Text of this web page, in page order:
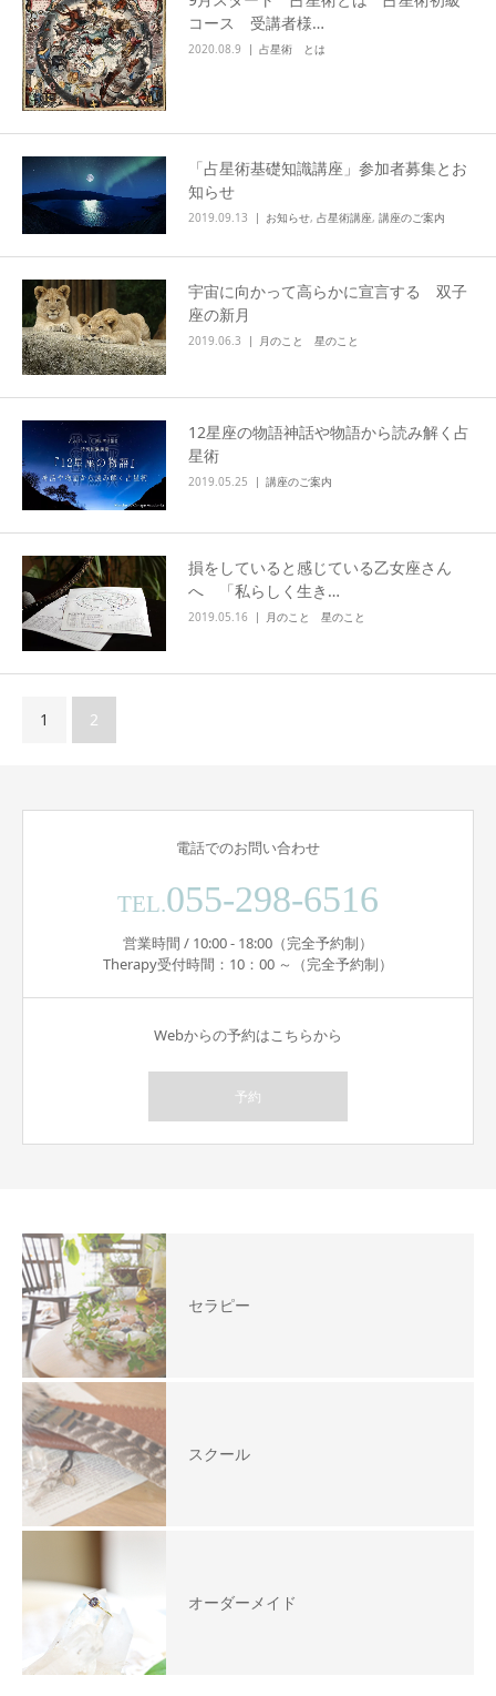
コース 受講者様…
2020.08.9 占星術 とは
「占星術基礎知識講座」参加者募集とお
知らせ
2019.09.13 お知らせ, 占星術講座, 講座のご案内
宇宙に向かって高らかに宣言する 双子
座の新月
2019.06.3 月のこと 星のこと
12星座の物語神話や物語から読み解く占
星術
2019.05.25 講座のご案内
損をしていると感じている乙女座さん
へ 「私らしく生き…
2019.05.16 月のこと 星のこと
1 2
電話でのお問い合わせ
TEL.055-298-6516
営業時間 / 10:00 - 18:00（完全予約制）
Therapy受付時間：10：00 ～（完全予約制）
Webからの予約はこちらから
予約
セラピー
スクール
オーダーメイド